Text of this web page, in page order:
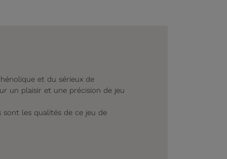
et du sérieux de
un plaisir et une précision de jeu
les qualités de ce jeu de